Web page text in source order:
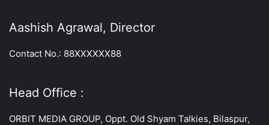
Aashish Agrawal, Director
Contact No.: 88XXXXXX88
Head Office :
ORBIT MEDIA GROUP, Oppt. Old Shyam Talkies, Bilaspur,